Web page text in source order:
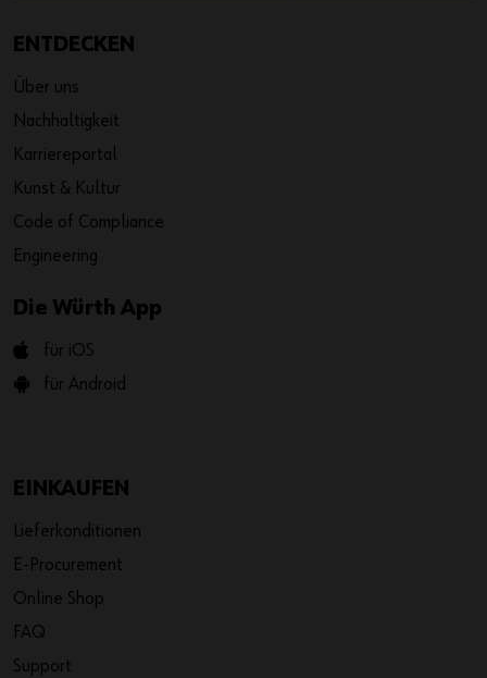
ENTDECKEN
Über uns
Nachhaltigkeit
Karriereportal
Kunst & Kultur
Code of Compliance
Engineering
Die Würth App
für iOS
für Android
EINKAUFEN
Lieferkonditionen
E-Procurement
Online Shop
FAQ
Support